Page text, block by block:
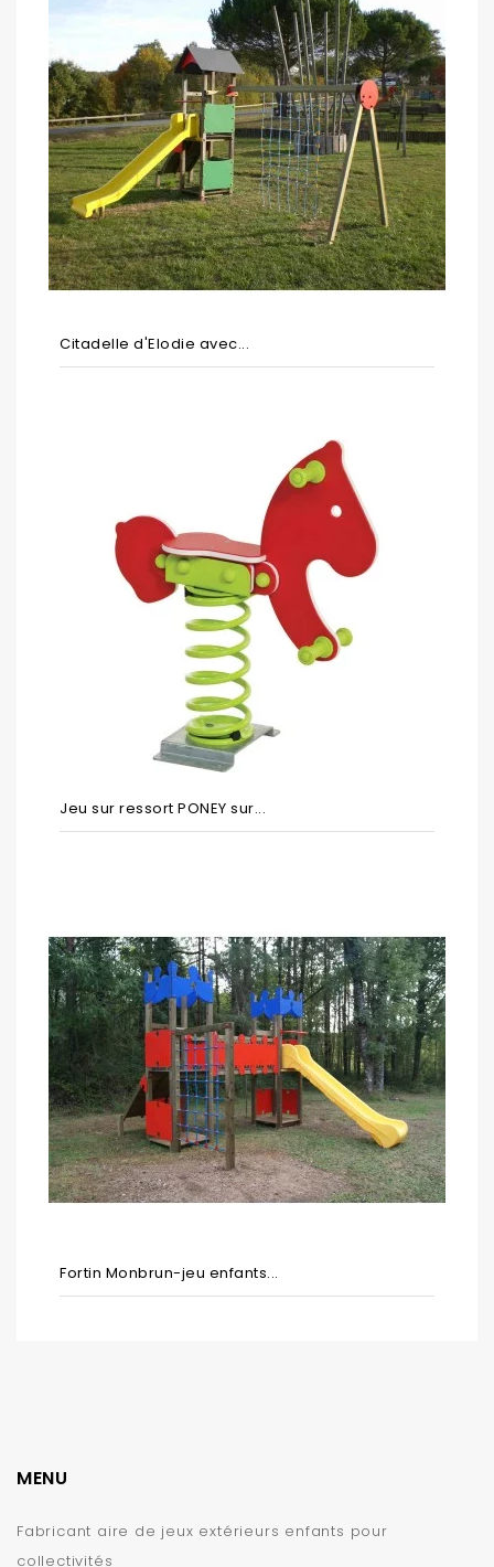
Citadelle d'Elodie avec...
Jeu sur ressort PONEY sur...
Fortin Monbrun-jeu enfants...
MENU
Fabricant aire de jeux extérieurs enfants pour
collectivités